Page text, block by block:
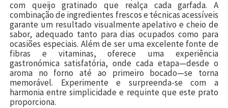
com queijo gratinado que realça cada garfada. A
combinação de ingredientes frescos e técnicas acessíveis
garante um resultado visualmente apelativo e cheio de
sabor, adequado tanto para dias ocupados como para
ocasiões especiais. Além de ser uma excelente fonte de
fibras e vitaminas, oferece uma experiência
gastronómica satisfatória, onde cada etapa—desde o
aroma no forno até ao primeiro bocado—se torna
memorável. Experimente e surpreenda-se com a
harmonia entre simplicidade e requinte que este prato
proporciona.